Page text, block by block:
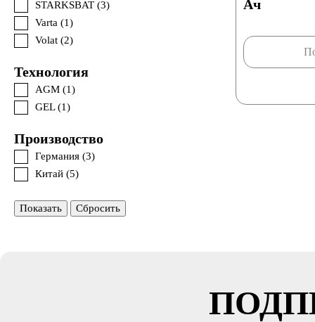
STARKSBAT (3)
Varta (1)
Volat (2)
Технология
AGM (1)
GEL (1)
Производство
Германия (3)
Китай (5)
Показать Сбросить
Ач